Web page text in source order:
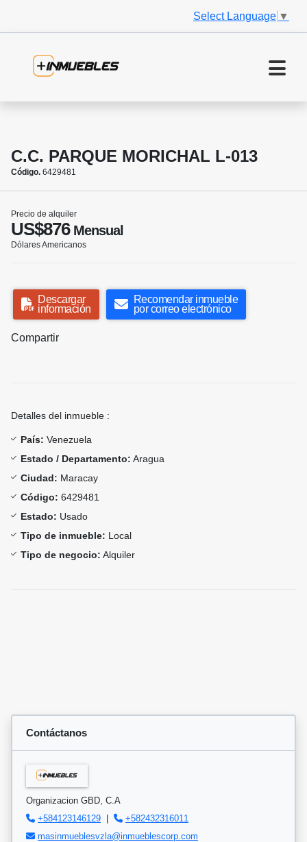
Select Language ▼
C.C. PARQUE MORICHAL L-013
Código. 6429481
Precio de alquiler
US$876Mensual
Dólares Americanos
Descargar
información
Recomendar inmueble
por correo electrónico
Compartir
Detalles del inmueble :
País: Venezuela
Estado / Departamento: Aragua
Ciudad: Maracay
Código: 6429481
Estado: Usado
Tipo de inmueble: Local
Tipo de negocio: Alquiler
Contáctanos
Organizacion GBD, C.A
+584123146129 |
+582432316011
masinmueblesvzla@inmueblescorp.com